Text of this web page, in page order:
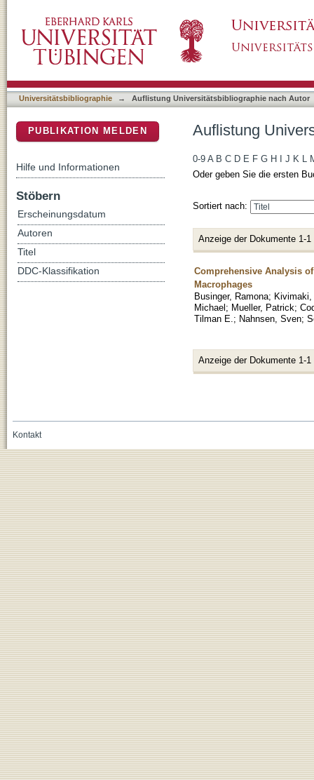
Universitätsbibliographie → Auflistung Universitätsbibliographie nach Autor
Auflistung
0-9 A B C D E F G H J K L
Oder geben Sie die ersten
Sortiert nach:
Anzeige der Dokumente 1-1
Comprehensive Analysis
Macrophages
Businger, Ramona; Kivimaki,
Michael; Mueller, Patrick;
Tilman E. ; Nahnsen, Sven;
Anzeige der Dokumente 1-1
PUBLIKATION MELDEN
Hilfe und Informationen
Stöbern
Erscheinungsdatum
Autoren
Titel
DDC-Klassifikation
Kontakt